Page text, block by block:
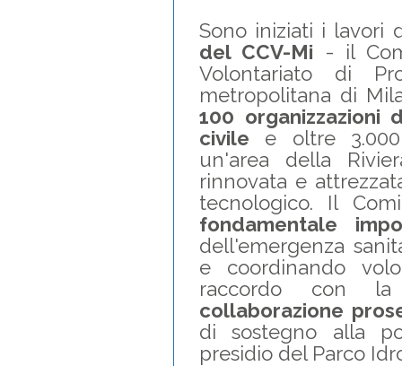
Sono iniziati i lavori
del CCV-Mi - il
Volontariato di
metropolitana di
100 organizzazioni
civile e oltre
un'area della
rinnovata e
tecnologico. Il
fondamentale
dell'emergenza
e coordinando
raccordo con la
collaborazione
di sostegno alla
presidio del Parco